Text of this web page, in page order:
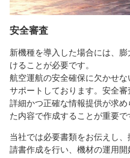
安全審査
新機種を導入した場合には、
けることが必要です。
航空運航の安全確保に欠かせ
サポートしております。安全審
詳細かつ正確な情報提供が求
た内容で作成することが重要で
当社では必要書類をお伝えし
請書作成を行い、機材の運用